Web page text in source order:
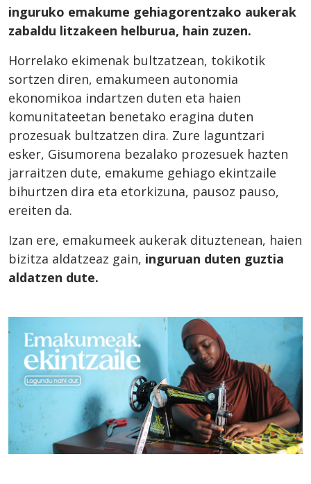
inguruko emakume gehiagorentzako aukerak
zabaldu litzakeen helburua, hain zuzen.
Horrelako ekimenak bultzatzean, tokikotik
sortzen diren, emakumeen autonomia
ekonomikoa indartzen duten eta haien
komunitateetan benetako eragina duten
prozesuak bultzatzen dira. Zure laguntzari
esker, Gisumorena bezalako prozesuek hazten
jarraitzen dute, emakume gehiago ekintzaile
bihurtzen dira eta etorkizuna, pausoz pauso,
ereiten da.
Izan ere, emakumeek aukerak dituztenean, haien
bizitza aldatzeaz gain, inguruan duten guztia
aldatzen dute.